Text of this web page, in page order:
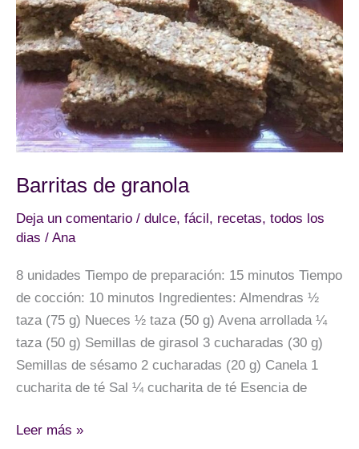
Barritas de granola
Deja un comentario / dulce, fácil , recetas, todos los
dias / Ana
8 unidades Tiempo de preparación: 15 minutos Tiempo
de cocción: 10 minutos Ingredientes: Almendras ½
taza (75 g) Nueces ½ taza (50 g) Avena arrollada ¼
taza (50 g) Semillas de girasol 3 cucharadas (30 g)
Semillas de sésamo 2 cucharadas (20 g) Canela 1
cucharita de té Sal ¼ cucharita de té Esencia de
Barritas
Leer más »